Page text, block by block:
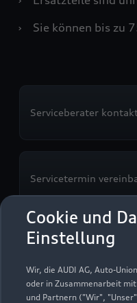
Cookie und
Einstellung
Wir, die AUDI AG, Auto-
oder in Zusammenarbeit
und Partnern ("Wir",
›
Sie können bis zu
Serviceberater
Servicetermin
Co. KG